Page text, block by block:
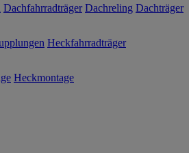
Dachfahrradträger Dachreling Dachträger
Heckfahrradträger
Heckmontage